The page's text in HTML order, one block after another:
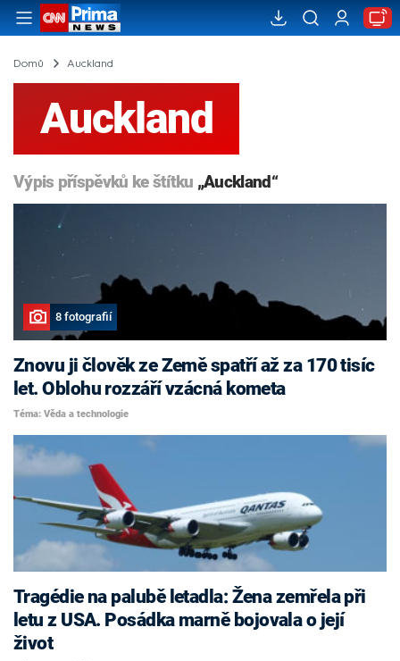
Domů Auckland
Auckland
Výpis příspěvků ke štítku „Auckland“
8 fotografií
Znovu ji člověk ze Země spatří až za 170 tisíc
let. Oblohu rozzáří vzácná kometa
Téma: Věda a technologie
Tragédie na palubě letadla: Žena zemřela při
letu z USA. Posádka marně bojovala o její
život